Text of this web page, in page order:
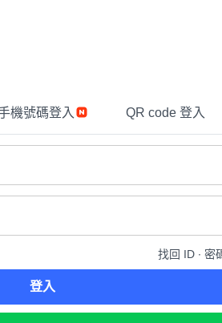
機號碼登入 QR code 登入
找回 ID ∙ 密
登入